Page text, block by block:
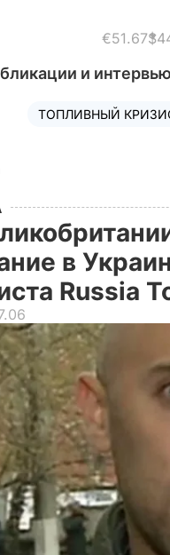
€51.67
и
ТОПЛИВНЫЙ
в
Russia